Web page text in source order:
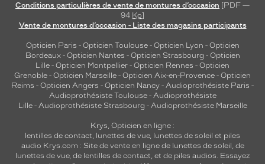
Conditions particulières de vente de montures d’occasion [PDF —
94 Ko]
Vente de montures d’occasion - Liste des magasins participants
Opticien Paris - Opticien Toulouse- Opticien Lyon - Opticien
Bordeaux- Opticien Nantes - Opticien Strasbourg - Opticien
Lille - Opticien Montpellier - Opticien Rennes - Opticien
Grenoble - Opticien Marseille - Opticien Aix-en-Provence - Opticien
Reims - Opticien Angers - Opticien Nancy - Audioprothésiste Paris -
Audioprothésiste Toulouse- Audioprothésiste
Lille- Audioprothésiste Strasbourg - Audioprothésiste Marseille
Krys, Opticien en ligne :
lentilles de contact, lunettes de vue, lunettes de soleil et piles
audio Krys.com : Site de vente en ligne de lunettes de soleil, de
lunettes de vue, de lentilles de contact, et de piles audios. Essayez